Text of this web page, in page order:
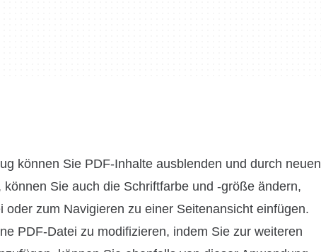
können Sie PDF-Inhalte ausblenden und durch neuen
Sie auch die Schriftfarbe und -größe ändern,
zum Navigieren zu einer Seitenansicht einfügen.
PDF-Datei zu modifizieren, indem Sie zur weiteren